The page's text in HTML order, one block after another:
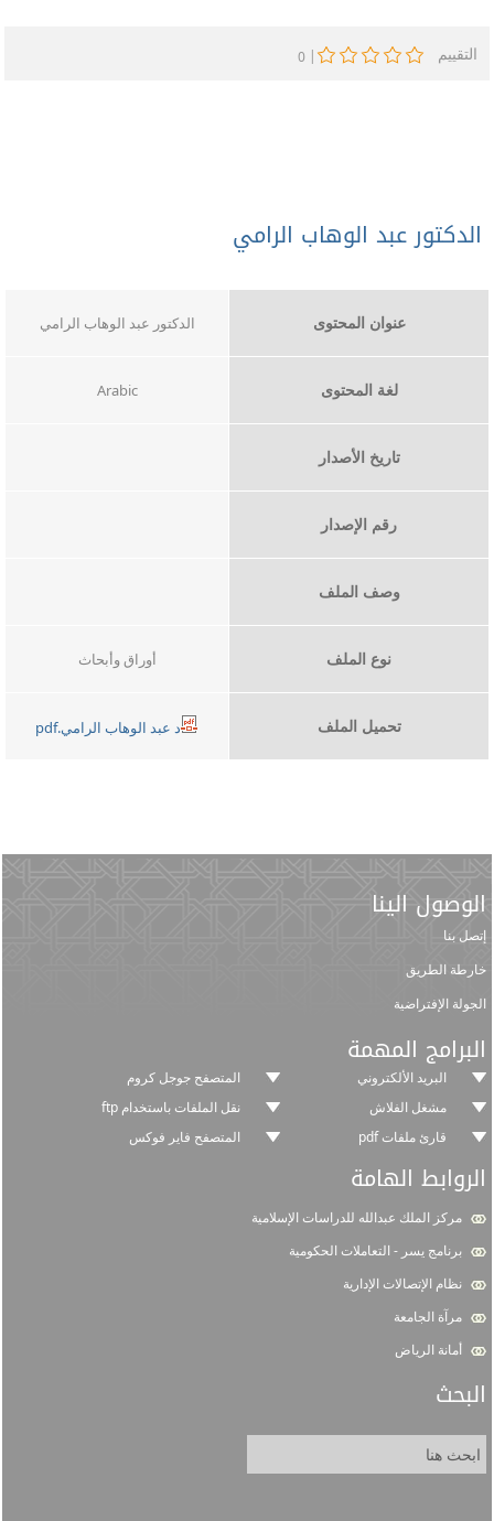
التقييم |
0
الدكتور عبد الوهاب الرامي
عنوان المحتوى الدكتور عبد الوهاب الرامي
لغة المحتوى Arabic
تاريخ الأصدار
رقم الإصدار
وصف الملف
نوع الملف أوراق وأبحاث
تحميل الملف د عبد الوهاب الرامي.pdf
الوصول الينا
إتصل بنا
خارطة الطريق
الجولة الإفتراضية
البرامج المهمة
البريد الألكتروني
المتصفح جوجل كروم
مشغل الفلاش
نقل الملفات باستخدام ftp
قارئ ملفات pdf
المتصفح فاير فوكس
الروابط الهامة
مركز الملك عبدالله للدراسات الإسلامية
برنامج يسر - التعاملات الحكومية
نظام الإتصالات الإدارية
مرآة الجامعة
أمانة الرياض
البحث